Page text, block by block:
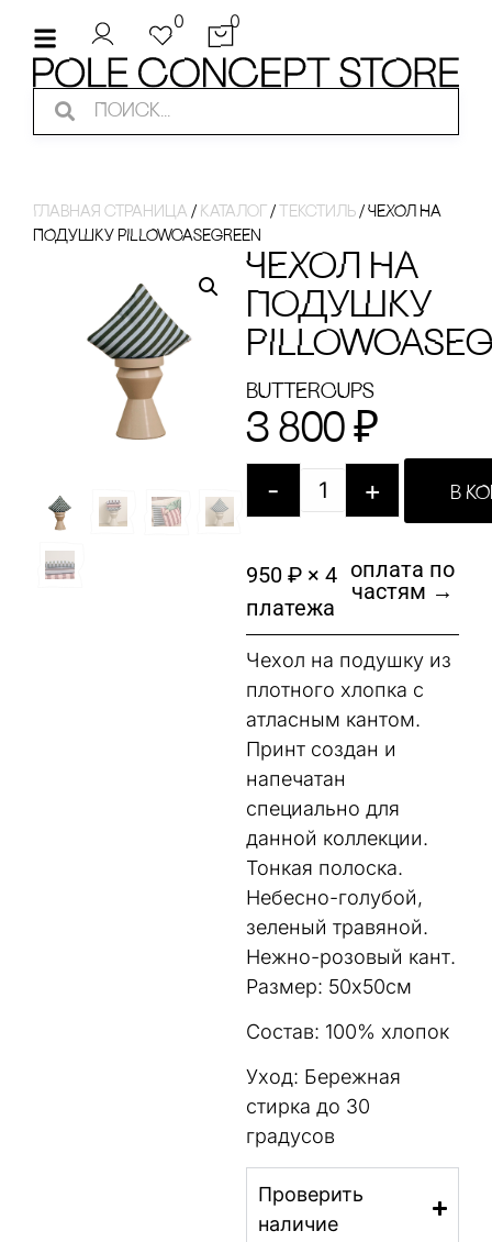
0 0
Главная страница / Каталог / Текстиль / ЧЕХОЛ НА
ПОДУШКУ PILLOWCASEGREEN
ЧЕХОЛ НА
ПОДУШКУ
BUTTERCUPS
3 800 ₽
- + В
950 ₽ × 4
платежа
оплата по
частям →
Чехол на подушку из
плотного хлопка с
атласным кантом.
Принт создан и
напечатан
специально для
данной коллекции.
Тонкая полоска.
Небесно-голубой,
зеленый травяной.
Нежно-розовый кант.
Размер: 50х50см
Состав: 100% хлопок
Уход: Бережная
стирка до 30
градусов
Проверить
наличие